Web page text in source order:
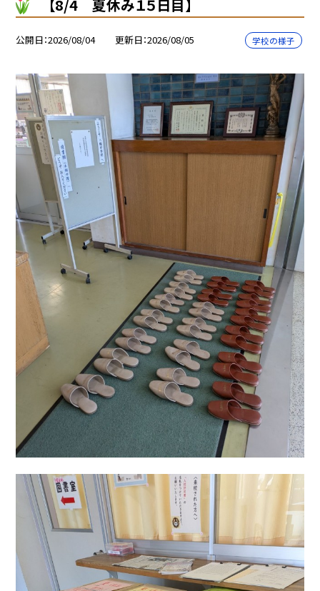
【8/4 夏休み１５日目】
公開日 2026/08/04 更新日 2026/08/05 学校の様子